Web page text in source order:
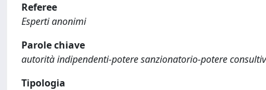
Referee
Esperti anonimi
Parole chiave
autorità indipendenti-potere sanzionatorio-potere
Tipologia